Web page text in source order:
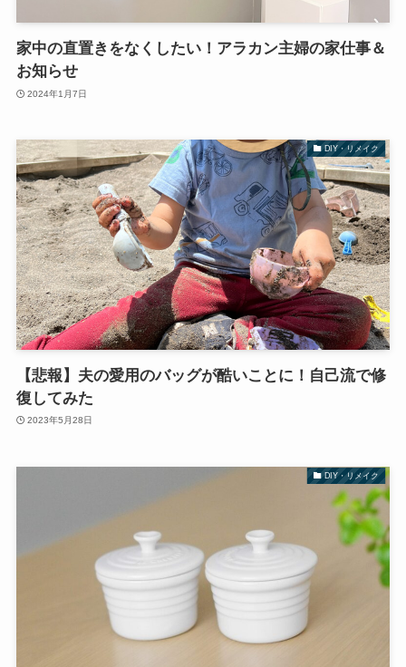
家中の直置きをなくしたい！アラカン主婦の家仕事＆
お知らせ
2024年1月7日
DIY・リメイク
【悲報】夫の愛用のバッグが酷いことに！自己流で修
復してみた
2023年5月28日
DIY・リメイク